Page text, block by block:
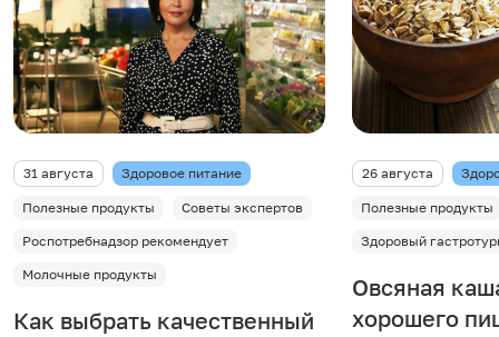
31 августа Здоровое питание
Полезные продукты
Советы экспертов
Роспотребнадзор рекомендует
Молочные продукты
Как выбрать качественный
26 августа
Полезные продукты
Здоровый
Овсяная
хорошего